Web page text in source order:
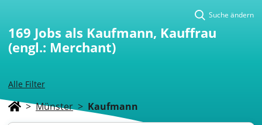
Alle Filter
Suche ändern
169 Jobs als Kaufmann, Kauffrau
(engl.: Merchant)
> Münster > Kaufmann